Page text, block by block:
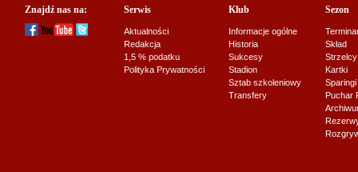
Znajdź nas na: Serwis
Aktualności
Redakcja
1,5 % podatku
Polityka Prywatności
Klub
Informacje ogólne
Historia
Sukcesy
Stadion
Sztab szkoleniowy
Transfery
Sezon
Skład
Strzelcy
Kartki
Sparingi
Puchar